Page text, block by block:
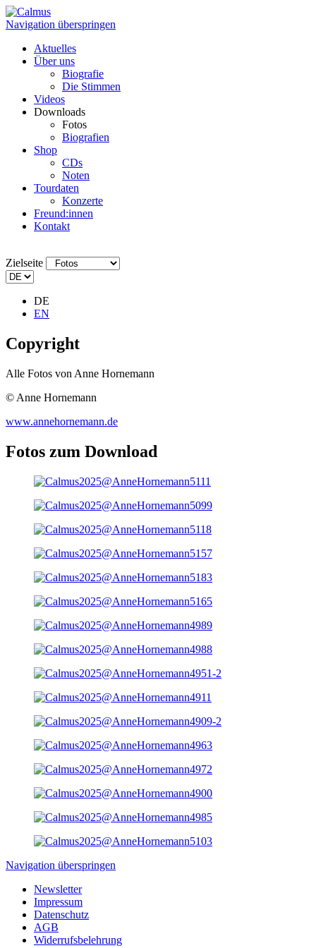
Navigation überspringen
Aktuelles
Über uns
Biografie
Die Stimmen
Videos
Downloads
Fotos
Biografien
Shop
CDs
Noten
Tourdaten
Konzerte
Freund:innen
Kontakt
Zielseite
DE
EN
Copyright
Alle Fotos von Anne Hornemann
© Anne Hornemann
www.annehornemann.de
Fotos zum Download
Navigation überspringen
Newsletter
Impressum
Datenschutz
AGB
Widerrufsbelehrung